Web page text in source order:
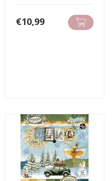
€10,99